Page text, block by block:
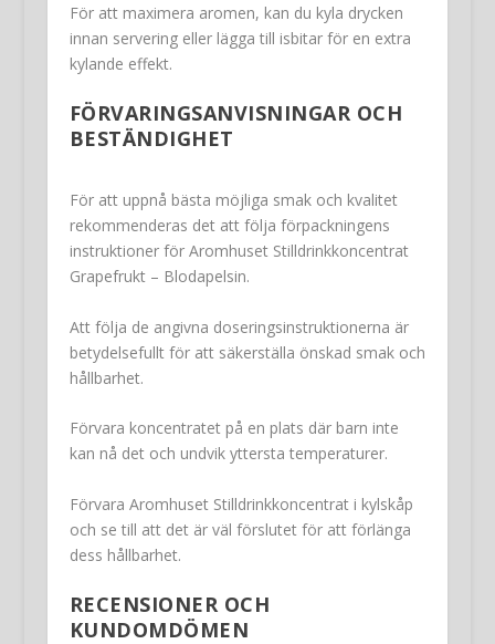
För att maximera aromen, kan du kyla drycken
innan servering eller lägga till isbitar för en extra
kylande effekt.
FÖRVARINGSANVISNINGAR OCH
BESTÄNDIGHET
För att uppnå bästa möjliga smak och kvalitet
rekommenderas det att följa förpackningens
instruktioner för Aromhuset Stilldrinkkoncentrat
Grapefrukt – Blodapelsin.
Att följa de angivna doseringsinstruktionerna är
betydelsefullt för att säkerställa önskad smak och
hållbarhet.
Förvara koncentratet på en plats där barn inte
kan nå det och undvik yttersta temperaturer.
Förvara Aromhuset Stilldrinkkoncentrat i kylskåp
och se till att det är väl förslutet för att förlänga
dess hållbarhet.
RECENSIONER OCH
KUNDOMDÖMEN